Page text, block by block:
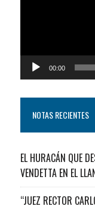
00:00
NOTAS RECIENTES
EL HURACÁN QUE
VENDETTA EN EL
“JUEZ RECTOR